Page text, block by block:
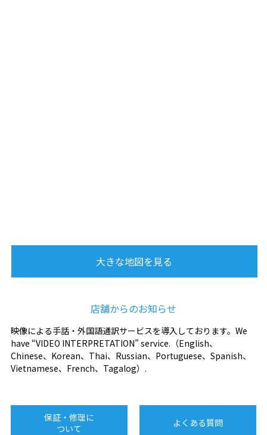
大きな地図を見る
店舗からのお知らせ
映像による手話・外国語通訳サービスを導入しております。We
have “VIDEO INTERPRETATION” service.（English、
Chinese、Korean、Thai、Russian、Portuguese、Spanish、
Vietnamese、French、Tagalog）.
保証・修理に
ついて
よくある質問